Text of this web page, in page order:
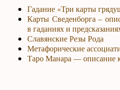
Гадание «Три карты
Карты Сведенборга –
в гаданиях и
Славянские Резы Рода
Метафорические
Таро Манара — описание